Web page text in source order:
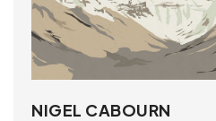
NIGEL CABOURN